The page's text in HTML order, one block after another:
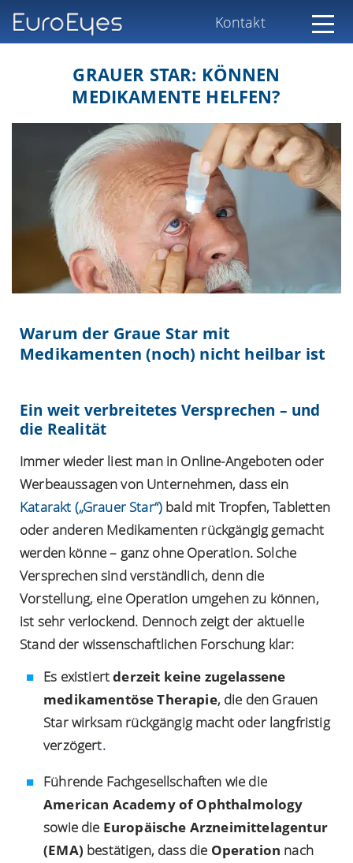
Kontakt
GRAUER STAR: KÖNNEN
MEDIKAMENTE HELFEN?
Warum der Graue Star mit
Medikamenten (noch) nicht heilbar ist
Ein weit verbreitetes Versprechen – und
die Realität
Immer wieder liest man in Online-Angeboten oder
Werbeaussagen von Unternehmen, dass ein
Katarakt („Grauer Star“) bald mit Tropfen, Tabletten
oder anderen Medikamenten rückgängig gemacht
werden könne – ganz ohne Operation. Solche
Versprechen sind verständlich, denn die
Vorstellung, eine Operation umgehen zu können,
ist sehr verlockend. Dennoch zeigt der aktuelle
Stand der wissenschaftlichen Forschung klar:
Es existiertderzeit keine zugelassene
medikamentöse Therapie, die den Grauen
Star wirksam rückgängig macht oder langfristig
verzögert.
Führende Fachgesellschaften wie die
American Academy of Ophthalmology
sowie die Europäische Arzneimittelagentur
(EMA) bestätigen, dass die Operation nach